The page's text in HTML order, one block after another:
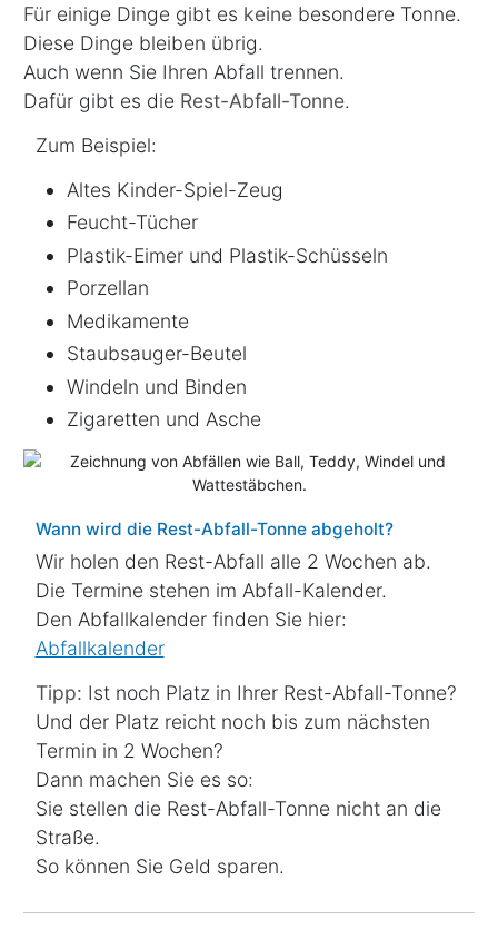
Für einige Dinge gibt es keine besondere Tonne.
Diese Dinge bleiben übrig.
Auch wenn Sie Ihren Abfall trennen.
Dafür gibt es die Rest-Abfall-Tonne.
Zum Beispiel:
Altes Kinder-Spiel-Zeug
Feucht-Tücher
Plastik-Eimer und Plastik-Schüsseln
Porzellan
Medikamente
Staubsauger-Beutel
Windeln und Binden
Zigaretten und Asche
Wann wird die Rest-Abfall-Tonne abgeholt?
Wir holen den Rest-Abfall alle 2 Wochen ab.
Die Termine stehen im Abfall-Kalender.
Den Abfallkalender finden Sie hier:
Abfallkalender
Tipp: Ist noch Platz in Ihrer Rest-Abfall-Tonne?
Und der Platz reicht noch bis zum nächsten
Termin in 2 Wochen?
Dann machen Sie es so:
Sie stellen die Rest-Abfall-Tonne nicht an die
Straße.
So können Sie Geld sparen.